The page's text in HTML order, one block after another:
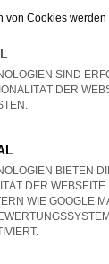
wie
die
oder in
helfen,
beheben.
dass dein
auf dem
von Cookies
SIND
DER
BIETEN
DER
WIE GOOGLE